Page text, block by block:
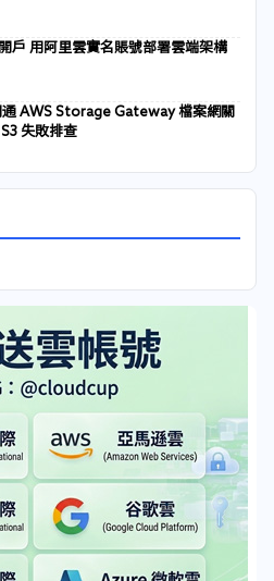
戶 用阿里雲實名賬號部署雲端架構
AWS Storage Gateway 檔案網關
失敗排查